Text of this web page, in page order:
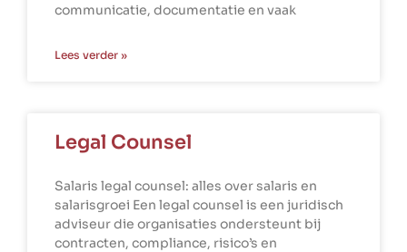
communicatie, documentatie en vaak
Lees verder »
Legal Counsel
Salaris legal counsel: alles over salaris en
salarisgroei Een legal counsel is een juridisch
adviseur die organisaties ondersteunt bij
contracten, compliance, risico’s en